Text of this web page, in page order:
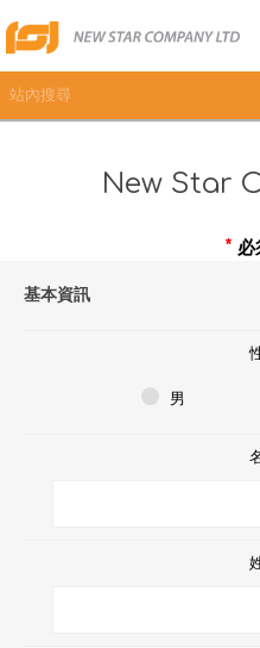
立即登記New Star
* 必
基本資訊
男